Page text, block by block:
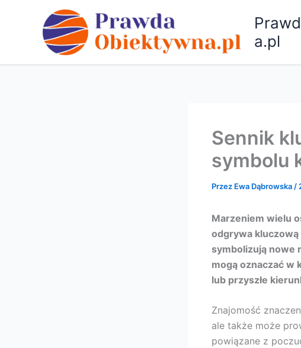
a.pl
Sennik
symbolu
Przez Ewa Dąbrowska /
Marzeniem wielu
odgrywa
symbolizują nowe
mogą oznaczać w
lub przyszłe
Znajomość
ale także może
powiązane z